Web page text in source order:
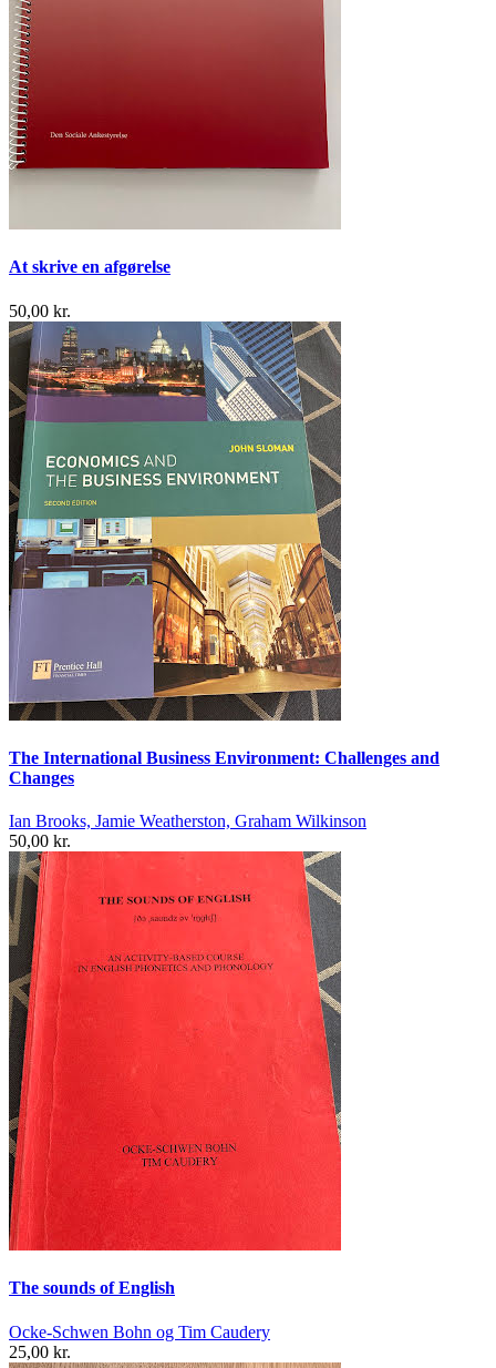
At skrive en afgørelse
50,00 kr.
The International Business Environment: Challenges and
Changes
Ian Brooks, Jamie Weatherston, Graham Wilkinson
50,00 kr.
The sounds of English
Ocke-Schwen Bohn og Tim Caudery
25,00 kr.